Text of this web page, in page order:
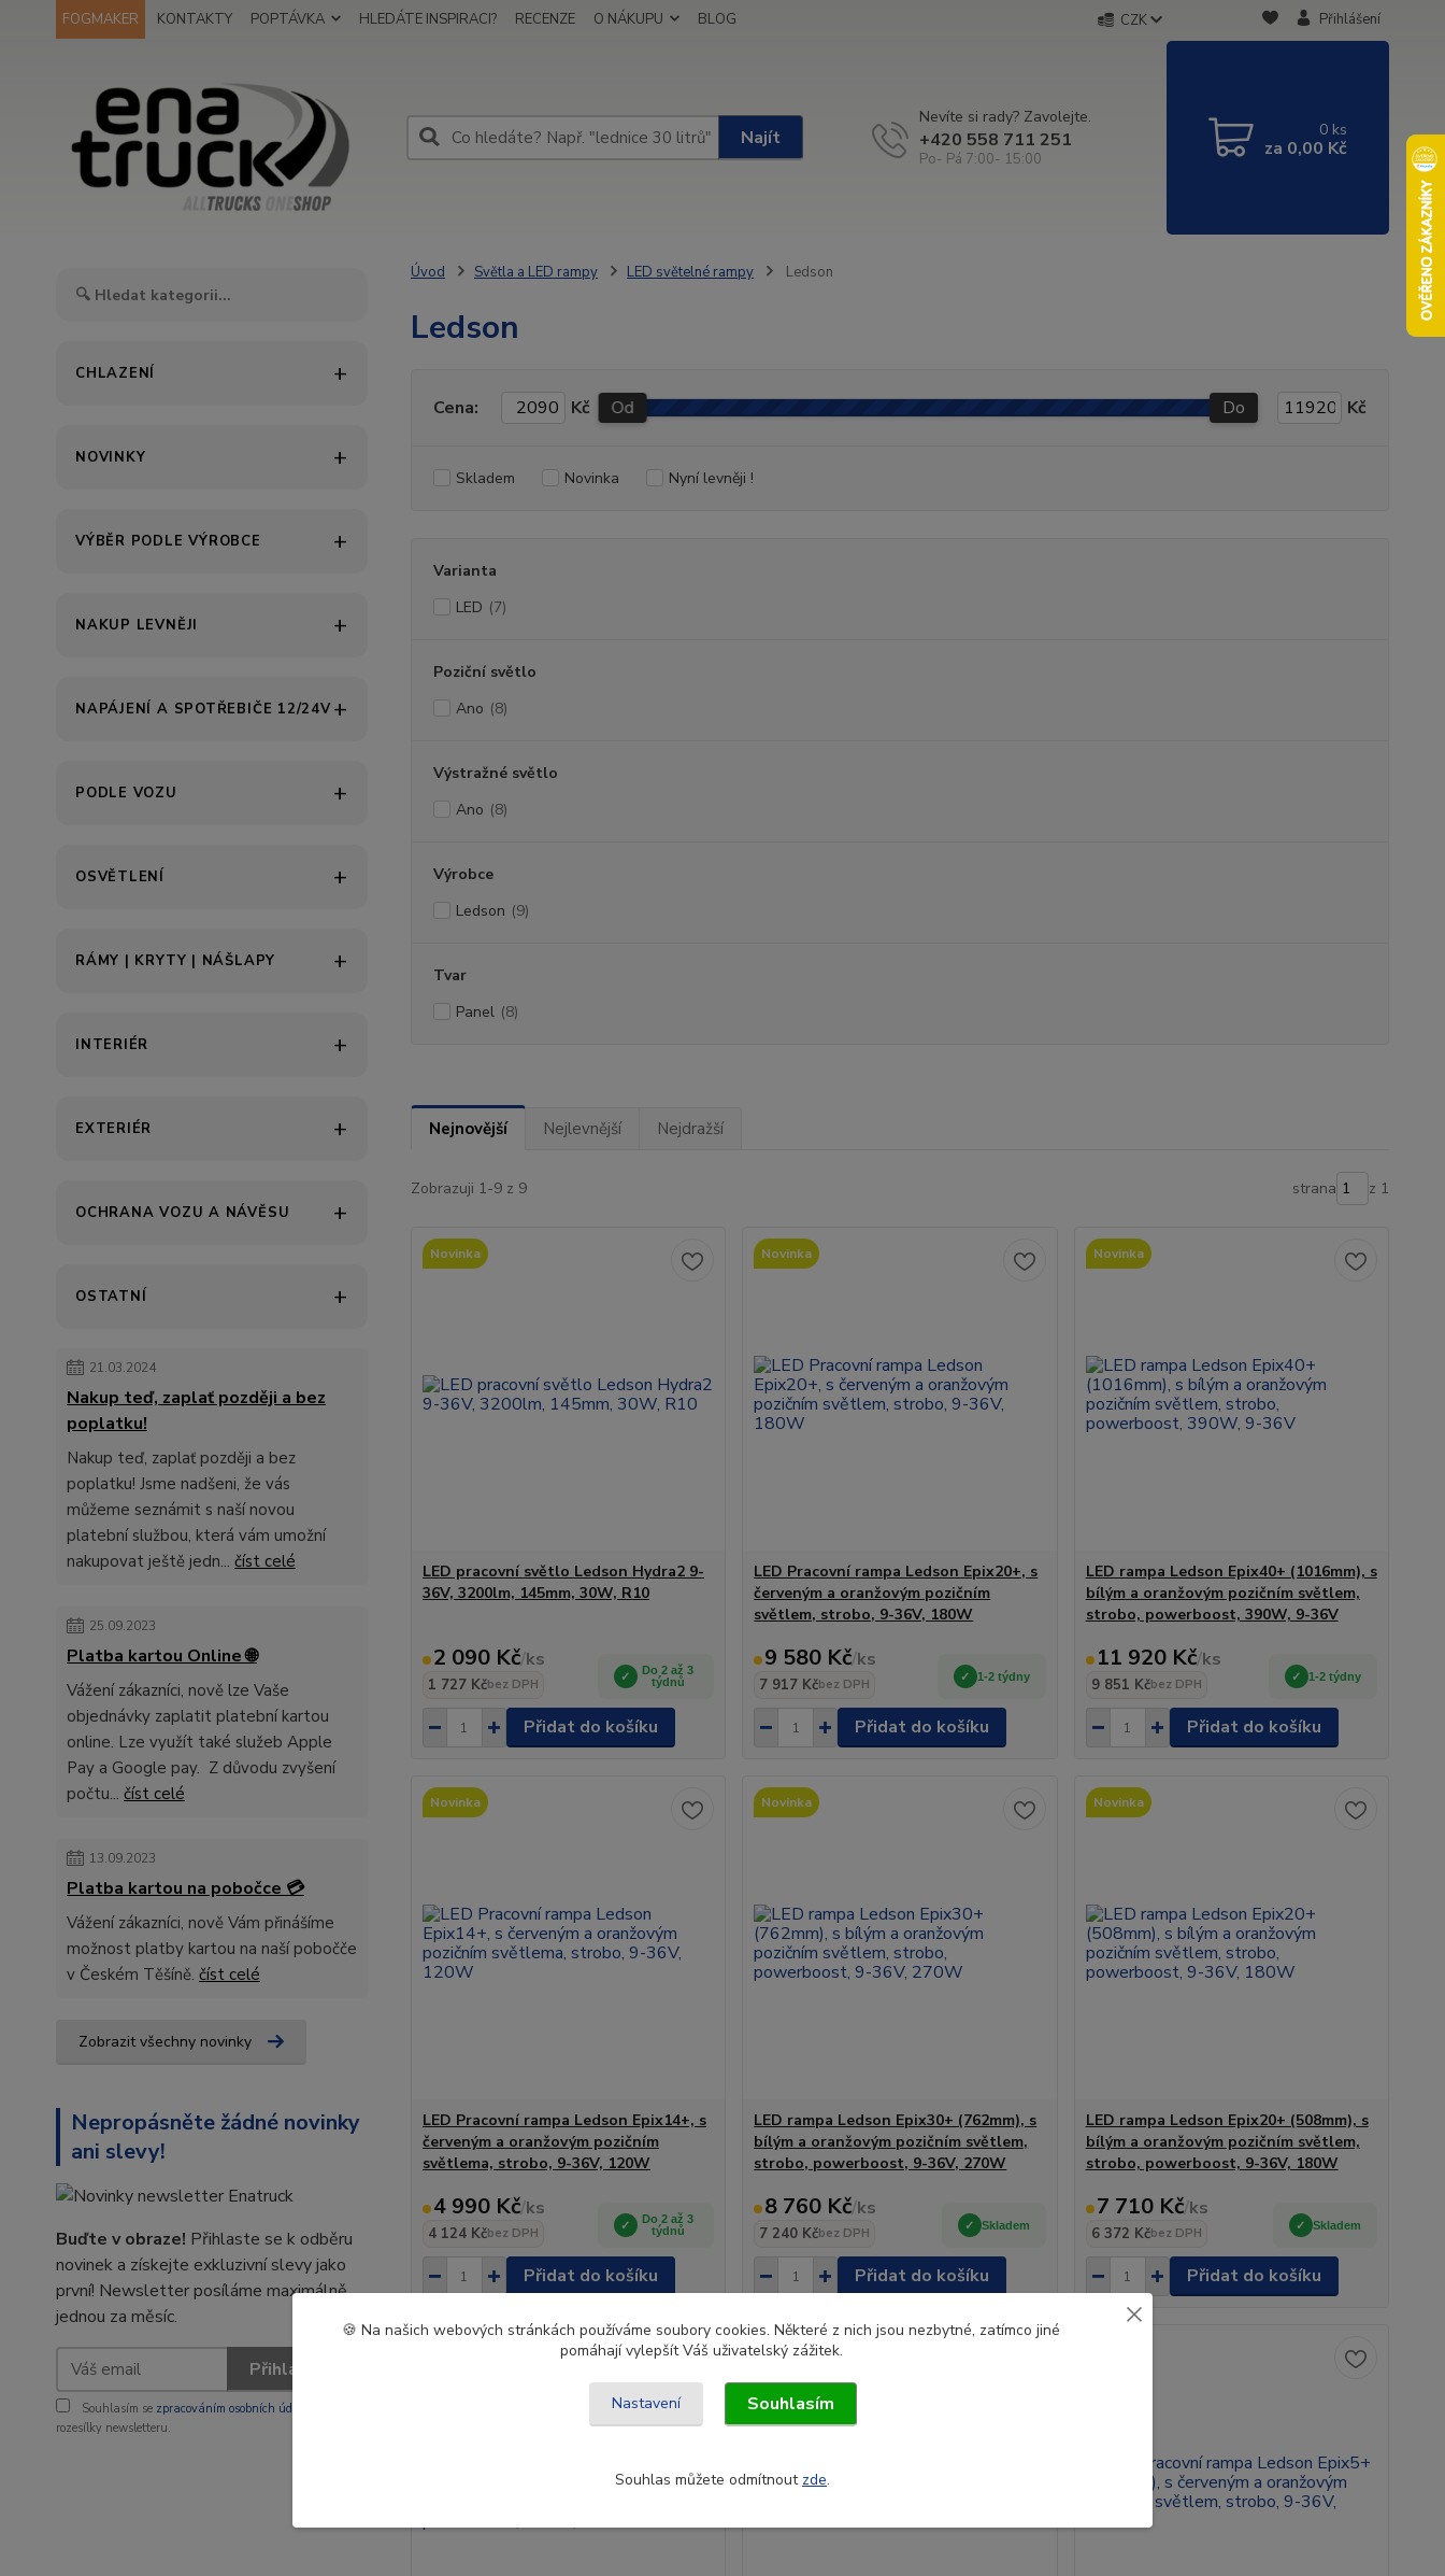
FOGMAKER KONTAKTY POPTÁVKA HLEDÁTE INSPIRACI? RECENZE O NÁKUPU BLOG CZK Přihlášení
Najít
Nevíte si rady? Zavolejte.
+420 558 711 251
Po- Pá 7:00- 15:00
0 ks
za 0,00 Kč
CHLAZENÍ
NOVINKY
VÝBĚR PODLE VÝROBCE
NAKUP LEVNĚJI
NAPÁJENÍ A SPOTŘEBIČE 12/24V
PODLE VOZU
OSVĚTLENÍ
RÁMY | KRYTY | NÁŠLAPY
INTERIÉR
EXTERIÉR
OCHRANA VOZU A NÁVĚSU
OSTATNÍ
21.03.2024
Nakup teď, zaplať později a bez
poplatku!
Nakup teď, zaplať později a bez
poplatku! Jsme nadšeni, že vás
můžeme seznámit s naší novou
platební službou, která vám umožní
nakupovat ještě jedn... číst celé
25.09.2023
Platba kartou Online 🌐
Vážení zákazníci, nově lze Vaše
objednávky zaplatit platební kartou
online. Lze využít také služeb Apple
Pay a Google pay. Z důvodu zvyšení
počtu... číst celé
13.09.2023
Platba kartou na pobočce 💳
Vážení zákazníci, nově Vám přinášíme
možnost platby kartou na naší pobočče
v Českém Těšíně. číst celé
Zobrazit všechny novinky
Nepropásněte žádné novinky
ani slevy!
Buďte v obraze! Přihlaste se k odběru
novinek a získejte exkluzivní slevy jako
první! Newsletter posíláme maximálně
jednou za měsíc.
Přihlásit se
Souhlasím se zpracováním osobních údajů
rozesílky newsletteru.
Úvod Světla a LED rampy LED světelné rampy Ledson
Ledson
Cena: Kč Od Do Kč
Skladem Novinka Nyní levněji !
Varianta
LED (7)
Poziční světlo
Ano (8)
Výstražné světlo
Ano (8)
Výrobce
Ledson (9)
Tvar
Panel (8)
Nejnovější Nejlevnější Nejdražší
Zobrazuji 1-9 z 9 strana z 1
Novinka
LED pracovní světlo Ledson Hydra2 9-
36V, 3200lm, 145mm, 30W, R10
2 090 Kč/ks
1 727 Kčbez DPH
Do 2 až 3
týdnů
Přidat do košíku
Novinka
LED Pracovní rampa Ledson Epix20+, s
červeným a oranžovým pozičním
světlem, strobo, 9-36V, 180W
9 580 Kč/ks
7 917 Kčbez DPH
1-2 týdny
Přidat do košíku
Novinka
LED rampa Ledson Epix40+ (1016mm), s
bílým a oranžovým pozičním světlem,
strobo, powerboost, 390W, 9-36V
11 920 Kč/ks
9 851 Kčbez DPH
1-2 týdny
Přidat do košíku
Novinka
LED Pracovní rampa Ledson Epix14+, s
červeným a oranžovým pozičním
světlema, strobo, 9-36V, 120W
4 990 Kč/ks
4 124 Kčbez DPH
Do 2 až 3
týdnů
Přidat do košíku
Novinka
LED rampa Ledson Epix30+ (762mm), s
bílým a oranžovým pozičním světlem,
strobo, powerboost, 9-36V, 270W
8 760 Kč/ks
7 240 Kčbez DPH
Skladem
Přidat do košíku
Novinka
LED rampa Ledson Epix20+ (508mm), s
bílým a oranžovým pozičním světlem,
strobo, powerboost, 9-36V, 180W
7 710 Kč/ks
6 372 Kčbez DPH
Skladem
Přidat do košíku
🍪 Na našich webových stránkách používáme soubory cookies. Některé z nich jsou nezbytné, zatímco jiné
pomáhají vylepšít Váš uživatelský zážitek.
Nastavení Souhlasím
Souhlas můžete odmítnout zde.